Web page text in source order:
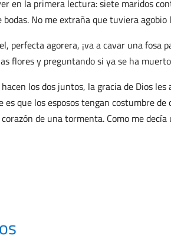
en la primera lectura: siete maridos
No me extraña que tuviera
perfecta agorera, ¡va a cavar una fosa
flores y preguntando si ya se ha
los dos juntos, la gracia de Dios
es que los esposos tengan costumbre
de una tormenta. Como me